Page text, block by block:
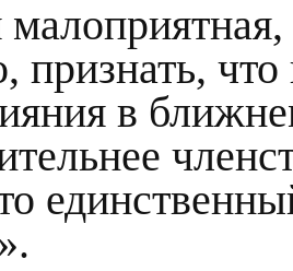
признать,
в